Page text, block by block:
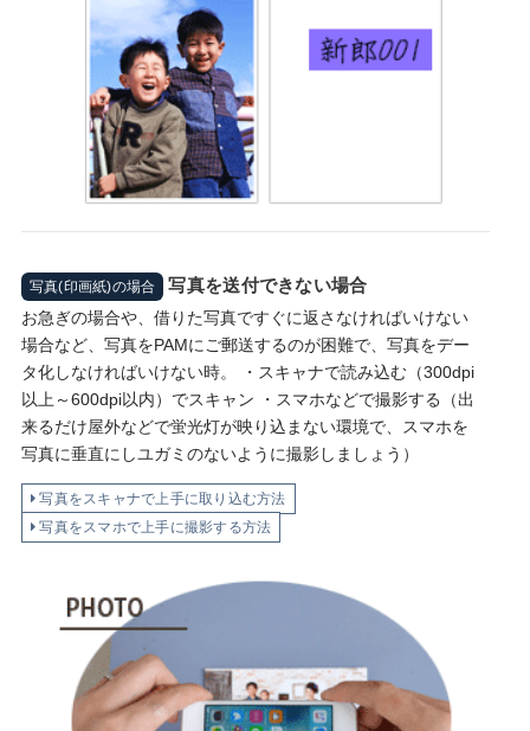
写真(印画紙)の場合 写真を送付できない場合
お急ぎの場合や、借りた写真ですぐに返さなければいけない
場合など、写真をPAMにご郵送するのが困難で、写真をデー
タ化しなければいけない時。 ・スキャナで読み込む（300dpi
以上～600dpi以内）でスキャン ・スマホなどで撮影する（出
来るだけ屋外などで蛍光灯が映り込まない環境で、スマホを
写真に垂直にしユガミのないように撮影しましょう）
写真をスキャナで上手に取り込む方法
写真をスマホで上手に撮影する方法